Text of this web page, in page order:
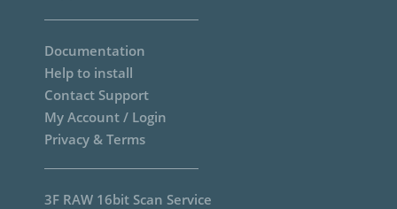
Documentation
Help to install
Contact Support
My Account / Login
Privacy & Terms
3F RAW 16bit Scan Service